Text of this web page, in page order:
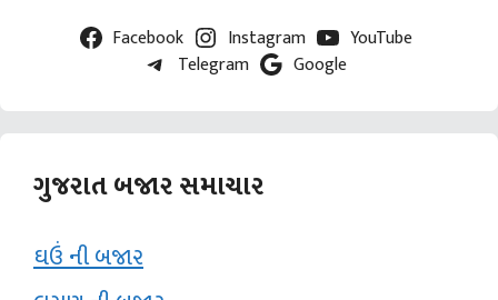
Facebook Instagram
YouTube
Telegram
Google
ગુજરાત બજાર સમાચાર
ઘઉં ની બજાર